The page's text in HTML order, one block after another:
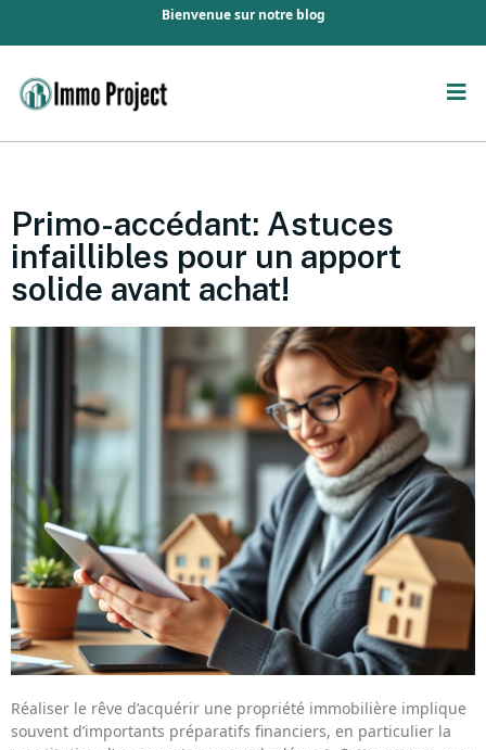
Bienvenue sur notre blog
Primo-accédant: Astuces
infaillibles pour un apport
solide avant achat!
Réaliser le rêve d’acquérir une propriété immobilière implique
souvent d’importants préparatifs financiers, en particulier la